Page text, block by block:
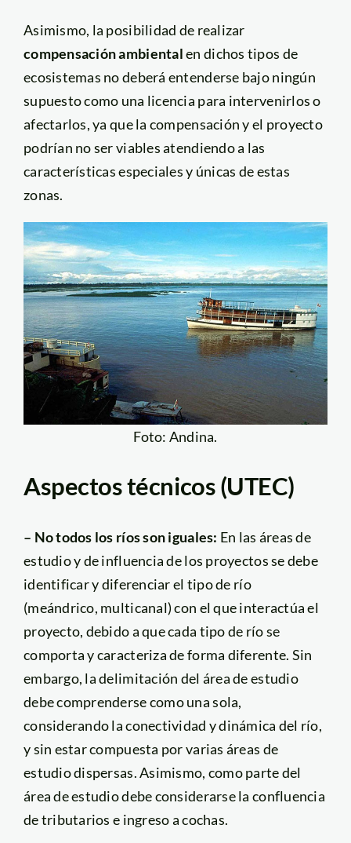
Asimismo, la posibilidad de realizar
compensación ambientalen dichos tipos de
ecosistemas no deberá entenderse bajo ningún
supuesto como una licencia para intervenirlos o
afectarlos, ya que la compensación y el proyecto
podrían no ser viables atendiendo a las
características especiales y únicas de estas
zonas.
Foto: Andina.
Aspectos técnicos (UTEC)
– No todos los ríos son iguales: En las áreas de
estudio y de influencia de los proyectos se debe
identificar y diferenciar el tipo de río
(meándrico, multicanal) con el que interactúa el
proyecto, debido a que cada tipo de río se
comporta y caracteriza de forma diferente. Sin
embargo, la delimitación del área de estudio
debe comprenderse como una sola,
considerando la conectividad y dinámica del río,
y sin estar compuesta por varias áreas de
estudio dispersas. Asimismo, como parte del
área de estudio debe considerarse la confluencia
de tributarios e ingreso a cochas.